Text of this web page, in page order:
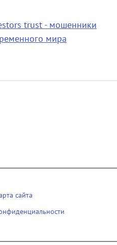
trust - мошенники
мира
сайта